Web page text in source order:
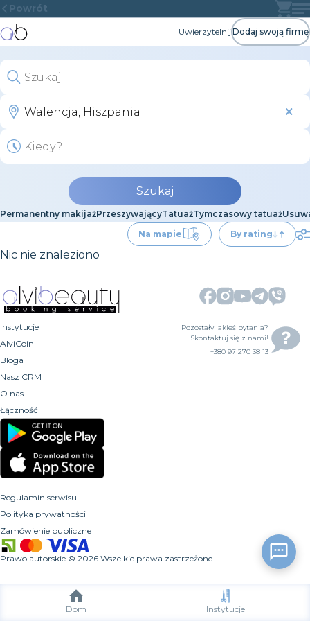
Dom Instytucje
Powrót
UwierzytelnijDodaj swoją firmę
Szukaj
Permanentny makijażPrzeszywającyTatuażTymczasowy tatuaż
Na mapie
By rating
Nic nie znaleziono
Instytucje
AlviCoin
Bloga
Nasz CRM
O nas
Łączność
Pozostały jakieś pytania?
Skontaktuj się z nami!
+380 97 270 38 13
Regulamin serwisu
Polityka prywatności
Zamówienie publiczne
Prawo autorskie © 2026 Wszelkie prawa zastrzeżone